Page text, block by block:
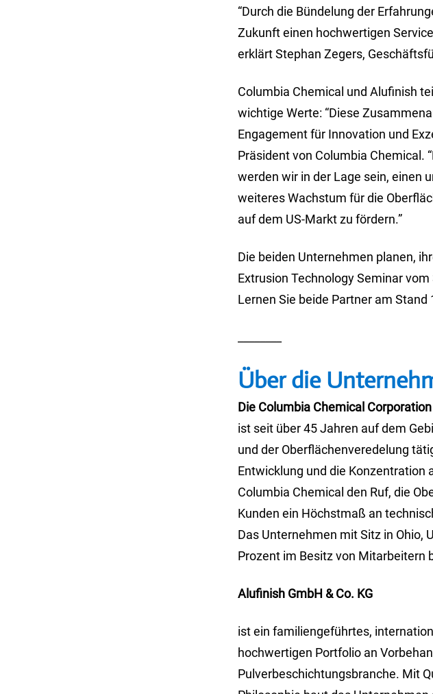
“Durch die Bündelung der
Zukunft einen hochwertigen
erklärt Stephan Zegers,
Columbia Chemical und Alufinish
wichtige Werte: “Diese
Engagement für Innovation und
Präsident von Columbia Chemical.
werden wir in der Lage sein, einen
weiteres Wachstum für die
auf dem US-Markt zu fördern.”
Die beiden Unternehmen planen,
Extrusion Technology Seminar
Lernen Sie beide Partner am
Über die
Die Columbia Chemical Corporation
ist seit über 45 Jahren auf dem
und der Oberflächenveredelung
Entwicklung und die
Columbia Chemical den Ruf, die
Kunden ein Höchstmaß an
Das Unternehmen mit Sitz in Ohio,
Prozent im Besitz von Mitarbeitern
Alufinish GmbH & Co. KG
ist ein familiengeführtes,
hochwertigen Portfolio an
Pulverbeschichtungsbranche. Mit